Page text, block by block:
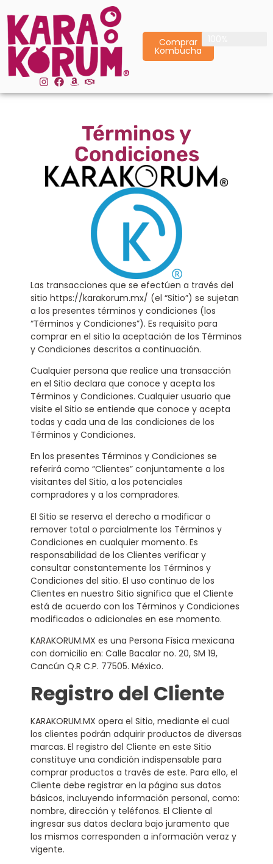
Comprar
Kombucha
Términos y
Condiciones
Las transacciones que se efectúen a través del
sitio https://karakorum.mx/ (el “Sitio”) se sujetan
a los presentes términos y condiciones (los
“Términos y Condiciones”). Es requisito para
comprar en el sitio la aceptación de los Términos
y Condiciones descritos a continuación.
Cualquier persona que realice una transacción
en el Sitio declara que conoce y acepta los
Términos y Condiciones. Cualquier usuario que
visite el Sitio se entiende que conoce y acepta
todas y cada una de las condiciones de los
Términos y Condiciones.
En los presentes Términos y Condiciones se
referirá como “Clientes” conjuntamente a los
visitantes del Sitio, a los potenciales
compradores y a los compradores.
El Sitio se reserva el derecho a modificar o
remover total o parcialmente los Términos y
Condiciones en cualquier momento. Es
responsabilidad de los Clientes verificar y
consultar constantemente los Términos y
Condiciones del sitio. El uso continuo de los
Clientes en nuestro Sitio significa que el Cliente
está de acuerdo con los Términos y Condiciones
modificados o adicionales en ese momento.
KARAKORUM.MX es una Persona Física mexicana
con domicilio en: Calle Bacalar no. 20, SM 19,
Cancún Q.R C.P. 77505. México.
Registro del Cliente
KARAKORUM.MX opera el Sitio, mediante el cual
los clientes podrán adquirir productos de diversas
marcas. El registro del Cliente en este Sitio
constituye una condición indispensable para
comprar productos a través de este. Para ello, el
Cliente debe registrar en la página sus datos
básicos, incluyendo información personal, como:
nombre, dirección y teléfonos. El Cliente al
ingresar sus datos declara bajo juramento que
los mismos corresponden a información veraz y
vigente.